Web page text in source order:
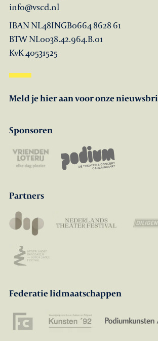
info@vscd.nl
IBAN NL48INGB0664 8628 61
BTW NL0038.42.964.B.01
KvK 40531525
Meld je hier aan voor onze
Sponsoren
Partners
Federatie lidmaatschappen